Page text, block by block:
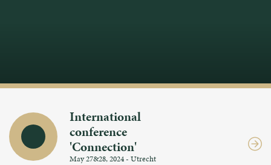
International
conference
'Connection'
May 27&28, 2024 - Utrecht